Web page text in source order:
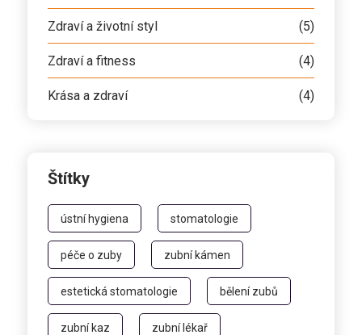
Zdraví a životní styl (5)
Zdraví a fitness (4)
Krása a zdraví (4)
Štítky
ústní hygiena stomatologie
péče o zuby zubní kámen
estetická stomatologie bělení zubů
zubní kaz zubní lékař